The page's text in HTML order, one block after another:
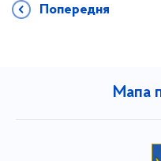
Попередня
Мапа